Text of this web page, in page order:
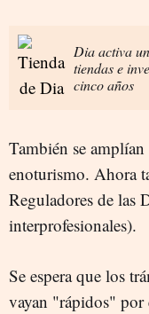
Dia activa
tiendas e
cinco años
También se
enoturismo. Ahora
Reguladores de las
interprofesionales).
Se espera que los
vayan "rápidos"